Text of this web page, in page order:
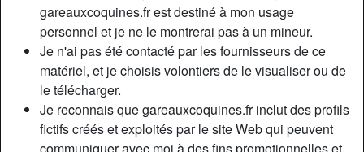
gareauxcoquines.fr est destiné à mon usage
personnel et je ne le montrerai pas à un mineur.
Je n'ai pas été contacté par les fournisseurs de ce
matériel, et je choisis volontiers de le visualiser ou de
le télécharger.
Je reconnais que gareauxcoquines.fr inclut des profils
fictifs créés et exploités par le site Web qui peuvent
Département:
Var
Sexe:
Femme
Sexualité:
Hétéro
Couleur des yeux:
Taille:
169 cm
Épilé(e):
Oui